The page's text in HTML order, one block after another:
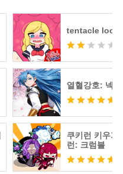
tentacle
열혈강호: 넥
쿠키런 키우기
런: 크럼블